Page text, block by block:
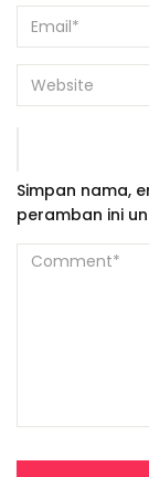
Simpan nama,
peramban ini